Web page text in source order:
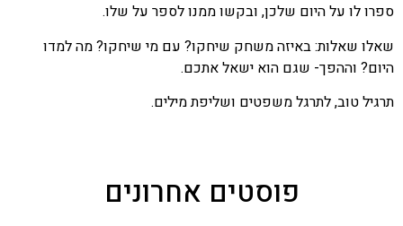
ספרו לו על היום שלכן, ובקשו ממנו לספר על שלו.
שאלו שאלות: באיזה משחק שיחקו? עם מי שיחקו? מה למדו
היום? וההפך- שגם הוא ישאל אתכם.
תרגיל טוב, לתרגל משפטים ושליפת מילים.
פוסטים אחרונים